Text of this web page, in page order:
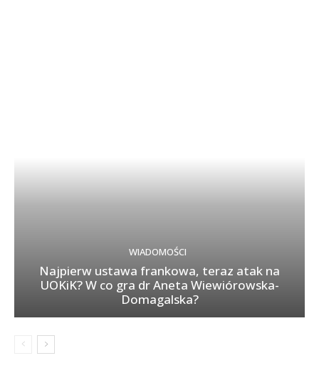
WIADOMOŚCI
Najpierw ustawa frankowa, teraz atak na
UOKiK? W co gra dr Aneta Wiewiórowska-
Domagalska?